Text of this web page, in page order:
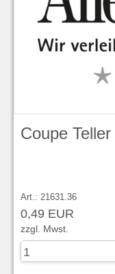
Art.: 21631.36
0,49 EUR
zzgl. Mwst.